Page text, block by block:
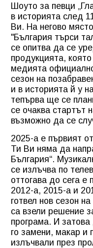
Шоуто за певци
в историята след
Ви. На негово
"България търси
се опитва да се
продукцията,
медията
сезон на
и в историята й у
тепърва ще се
се очаква стартът
възможно да се
2025-а е първият
Ти Ви няма да
България“.
се излъчва по
оттогава до сега е
2012-а, 2015-а и
готвел нов сезон
са взели решение
програма. И
го замени, макар и
излъчвали през